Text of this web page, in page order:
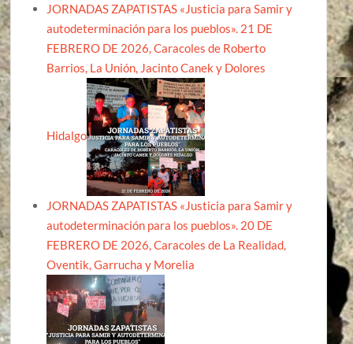
JORNADAS ZAPATISTAS «Justicia para Samir y
autodeterminación para los pueblos». 21 DE
FEBRERO DE 2026, Caracoles de Roberto
Barrios, La Unión, Jacinto Canek y Dolores
Hidalgo
JORNADAS ZAPATISTAS «Justicia para Samir y
autodeterminación para los pueblos». 20 DE
FEBRERO DE 2026, Caracoles de La Realidad,
Oventik, Garrucha y Morelia